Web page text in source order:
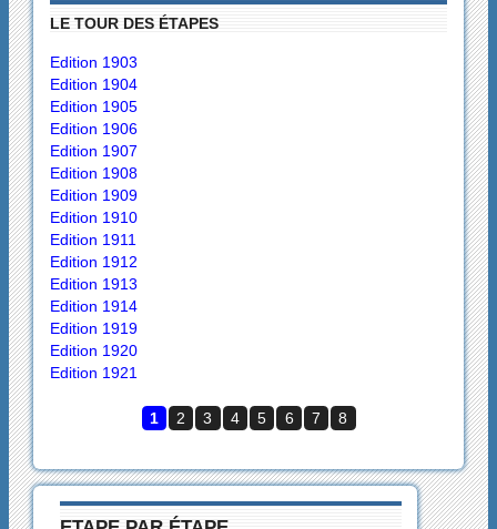
LE TOUR DES ÉTAPES
Edition 1903
Edition 1904
Edition 1905
Edition 1906
Edition 1907
Edition 1908
Edition 1909
Edition 1910
Edition 1911
Edition 1912
Edition 1913
Edition 1914
Edition 1919
Edition 1920
Edition 1921
1 2 3 4 5 6 7 8